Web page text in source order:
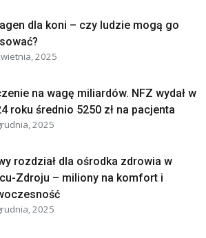
dla koni – czy ludzie mogą go
2025
na wagę miliardów. NFZ wydał w
roku średnio 5250 zł na pacjenta
2025
rozdział dla ośrodka zdrowia w
Zdroju – miliony na komfort i
2025